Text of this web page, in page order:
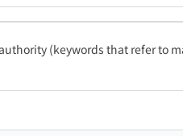
(keywords that refer to